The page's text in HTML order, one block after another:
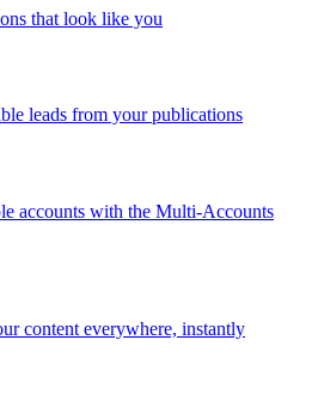
that look like you
leads from your publications
accounts with the Multi-Accounts
content everywhere, instantly